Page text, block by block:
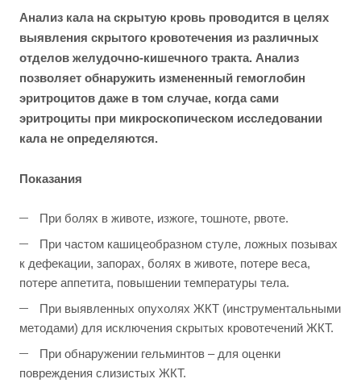
Анализ кала на скрытую кровь проводится в целях
выявления скрытого кровотечения из различных
отделов желудочно-кишечного тракта. Анализ
позволяет обнаружить измененный гемоглобин
эритроцитов даже в том случае, когда сами
эритроциты при микроскопическом исследовании
кала не определяются.
Показания
При болях в животе, изжоге, тошноте, рвоте.
При частом кашицеобразном стуле, ложных позывах
к дефекации, запорах, болях в животе, потере веса,
потере аппетита, повышении температуры тела.
При выявленных опухолях ЖКТ (инструментальными
методами) для исключения скрытых кровотечений ЖКТ.
При обнаружении гельминтов – для оценки
повреждения слизистых ЖКТ.